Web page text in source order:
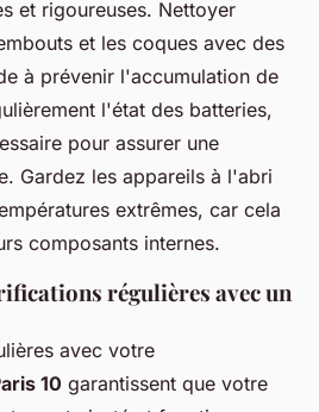
et rigoureuses. Nettoyer
et les coques avec des
à prévenir l'accumulation de
l'état des batteries,
pour assurer une
Gardez les appareils à l'abri
extrêmes, car cela
composants internes.
régulières avec un
avec votre
10 garantissent que votre